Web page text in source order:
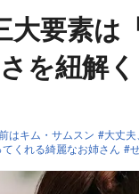
大要素は
を紐解く
はキム・サムスン 大丈
てくれる綺麗なお姉さん